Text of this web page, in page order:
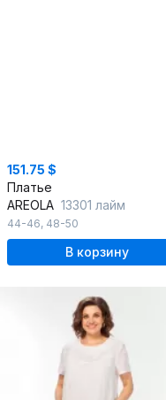
151.75 $
Платье
AREOLA 13301 лайм
44-46, 48-50
В корзину